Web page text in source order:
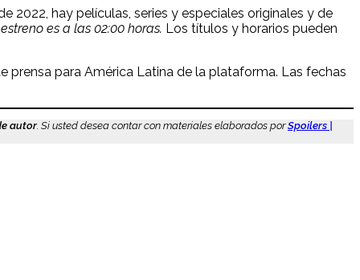
2022, hay películas, series y especiales originales y de
es a las 02:00 horas. Los títulos y horarios pueden
para América Latina de la plataforma. Las fechas
autor . Si usted desea contar con materiales elaborados porSpoilers |